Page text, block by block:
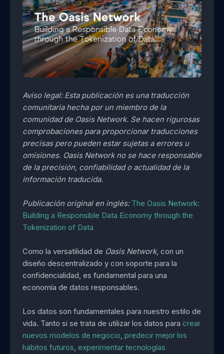
Aviso legal: Esta publicación es una traducción
comunitaria hecha por un miembro de la
comunidad de Oasis Network. Se hacen rigurosas
comprobaciones para proporcionar traducciones
precisas pero pueden estar sujetas a errores u
omisiones. Oasis Network no se hace responsable
de la precisión, confiabilidad o actualidad de la
información traducida.
Publicación original en inglés: The Oasis Network:
Building a Responsible Data Economy through the
Tokenization of Data
Como la versatilidad de Oasis Network, con un
diseño descentralizado y con soporte para la
confidencialidad, es fundamental para una
economía de datos responsables.
Los datos son fundamentales para nuestro estilo de
vida. Tanto si se trata de utilizar los datos para crear
nuevos modelos de negocio, predecir mejor los
hábitos futuros, experimentar tecnologías